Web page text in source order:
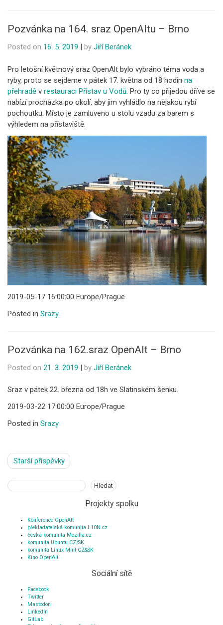
Pozvánka na 164. sraz OpenAltu – Brno
Posted on 16. 5. 2019 | by Jiří Beránek
Pro letošní květnový sraz OpenAlt bylo vybráno téma voda a
ryby, proto se sejdeme v pátek 17. května od 18 hodin na
přehradě v restauraci Přístav u Vodů . Pro ty co přijedou dříve se
nabízí procházka po okolí, aby jim vyhládlo na nějakou rybí
pochoutku. Místo je zamluveno u stolu vzadu za barem s
výhledem na přístaviště.
2019-05-17 16:00:00 Europe/Prague
Posted in Srazy
Pozvánka na 162.sraz OpenAlt – Brno
Posted on 21. 3. 2019 | by Jiří Beránek
Sraz v pátek 22. března od 18h ve Slatinském šenku.
2019-03-22 17:00:00 Europe/Prague
Posted in Srazy
Navigace
pro
příspěvky
Starší příspěvky
Hledat Hledat
Projekty spolku
Konference OpenAlt
překladatelská komunita L10N.cz
česká komunita Mozilla.cz
komunita Ubuntu CZ/SK
komunita Linux Mint CZ&SK
Kino OpenAlt
Sociální sítě
Facebook
Twitter
Mastodon
LinkedIn
GitLab